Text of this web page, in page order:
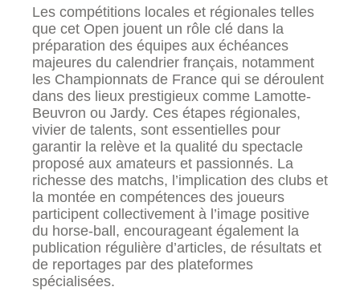
Les compétitions locales et régionales telles
que cet Open jouent un rôle clé dans la
préparation des équipes aux échéances
majeures du calendrier français, notamment
les Championnats de France qui se déroulent
dans des lieux prestigieux comme Lamotte-
Beuvron ou Jardy. Ces étapes régionales,
vivier de talents, sont essentielles pour
garantir la relève et la qualité du spectacle
proposé aux amateurs et passionnés. La
richesse des matchs, l’implication des clubs et
la montée en compétences des joueurs
participent collectivement à l’image positive
du horse-ball, encourageant également la
publication régulière d’articles, de résultats et
de reportages par des plateformes
spécialisées.